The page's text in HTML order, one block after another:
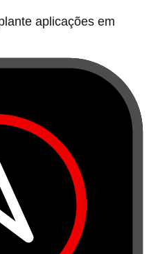
aplicações em